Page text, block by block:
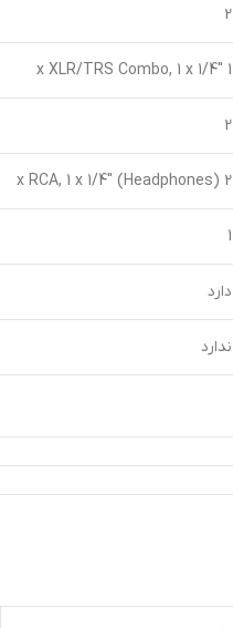
2
1 x XLR/TRS Combo, 1 x 1/4″
2
2 x RCA, 1 x 1/4″ (Headphones)
1
دارد
ندارد